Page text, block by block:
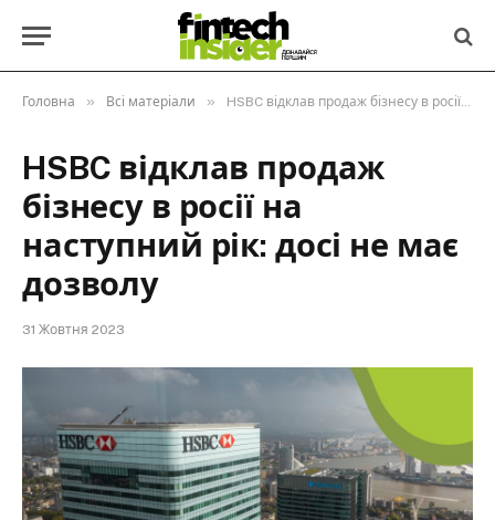
Головна » Всі матеріали » HSBC відклав продаж бізнесу в росії на наступний рік: досі не має дозволу
HSBC відклав продаж
бізнесу в росії на
наступний рік: досі не має
дозволу
31 Жовтня 2023